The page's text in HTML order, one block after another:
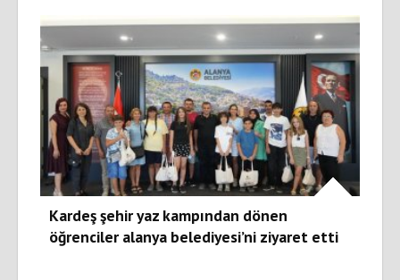
Kardeş şehir yaz kampından dönen
öğrenciler alanya belediyesi’ni ziyaret etti